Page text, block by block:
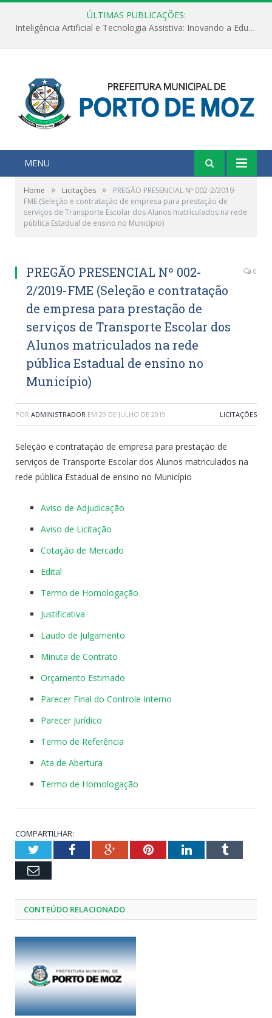
ÚLTIMAS PUBLICAÇÕES:
Inteligência Artificial e Tecnologia Assistiva: Inovando a Educação Especial e Inclusiva
MENU
Home » Licitações »
PREGÃO PRESENCIAL Nº 002-2/2019-
FME (Seleção e contratação de empresa para prestação de
serviços de Transporte Escolar dos Alunos matriculados na rede
pública Estadual de ensino no Município)
PREGÃO PRESENCIAL Nº 002-
2/2019-FME (Seleção e contratação
de empresa para prestação de
serviços de Transporte Escolar dos
Alunos matriculados na rede
pública Estadual de ensino no
Município)
0
POR ADMINISTRADOR EM 29 DE JULHO DE 2019 LICITAÇÕES
Seleção e contratação de empresa para prestação de
serviços de Transporte Escolar dos Alunos matriculados na
rede pública Estadual de ensino no Município
Aviso de Adjudicação
Aviso de Licitação
Cotação de Mercado
Edital
Termo de Homologação
Justificativa
Laudo de Julgamento
Minuta de Contrato
Orçamento Estimado
Parecer Final do Controle Interno
Parecer Jurídico
Termo de Referência
Ata de Abertura
Termo de Homologação
COMPARTILHAR:
TwitterFacebookGoogle+PinterestLinkedInTumblr
Email
CONTEÚDO RELACIONADO